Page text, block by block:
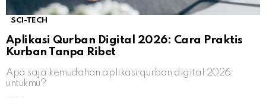
SCI-TECH
Aplikasi Qurban Digital 2026: Cara Praktis
Kurban Tanpa Ribet
Apa saja kemudahan aplikasi qurban digital 2026
untukmu?